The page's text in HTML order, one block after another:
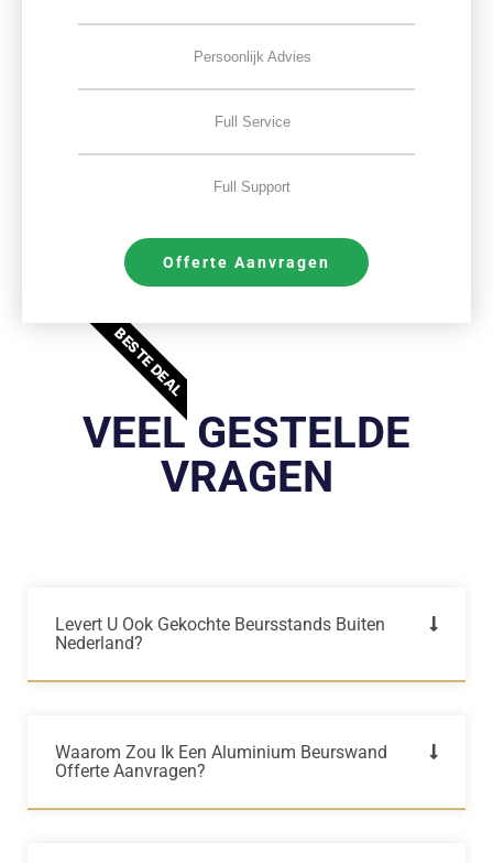
Persoonlijk Advies
Full Service
Full Support
Offerte Aanvragen
BESTE DEAL
VEEL GESTELDE
VRAGEN
Levert U Ook Gekochte Beursstands Buiten
Nederland?
Waarom Zou Ik Een Aluminium Beurswand
Offerte Aanvragen?